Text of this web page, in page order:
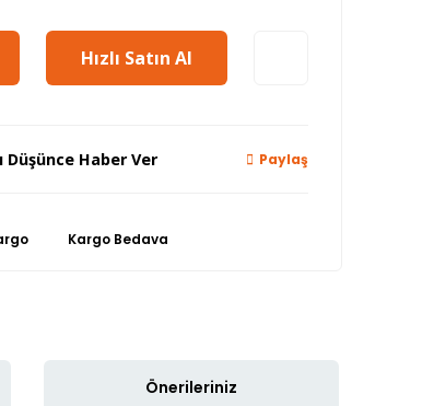
Hızlı Satın Al
Düşünce Haber Ver Paylaş
Kargo Bedava
Önerileriniz